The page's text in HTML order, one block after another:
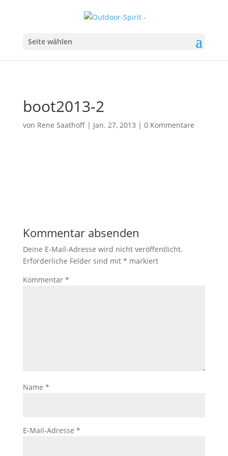
Seite wählen
boot2013-2
von Rene Saathoff| Jan. 27, 2013 | 0 Kommentare
Kommentar absenden
Deine E-Mail-Adresse wird nicht veröffentlicht.
Erforderliche Felder sind mit * markiert
Kommentar *
Name *
E-Mail-Adresse *